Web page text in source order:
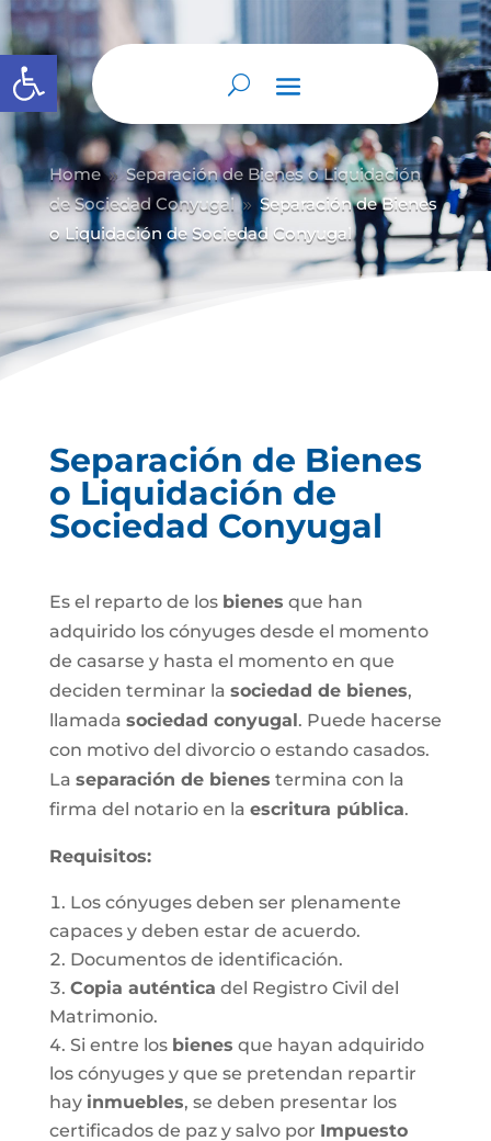
Abrir barra de herramientas
Home 9 Separación de Bienes o Liquidación
de Sociedad Conyugal 9 Separación de Bienes
o Liquidación de Sociedad Conyugal
Separación de Bienes
o Liquidación de
Sociedad Conyugal
Es el reparto de los bienes que han
adquirido los cónyuges desde el momento
de casarse y hasta el momento en que
deciden terminar la sociedad de bienes,
llamada sociedad conyugal. Puede hacerse
con motivo del divorcio o estando casados.
La separación de bienes termina con la
firma del notario en la escritura pública.
Requisitos:
Los cónyuges deben ser plenamente
capaces y deben estar de acuerdo.
Documentos de identificación.
Copia auténtica del Registro Civil del
Matrimonio.
Si entre los bienes que hayan adquirido
los cónyuges y que se pretendan repartir
hay inmuebles, se deben presentar los
certificados de paz y salvo por Impuesto